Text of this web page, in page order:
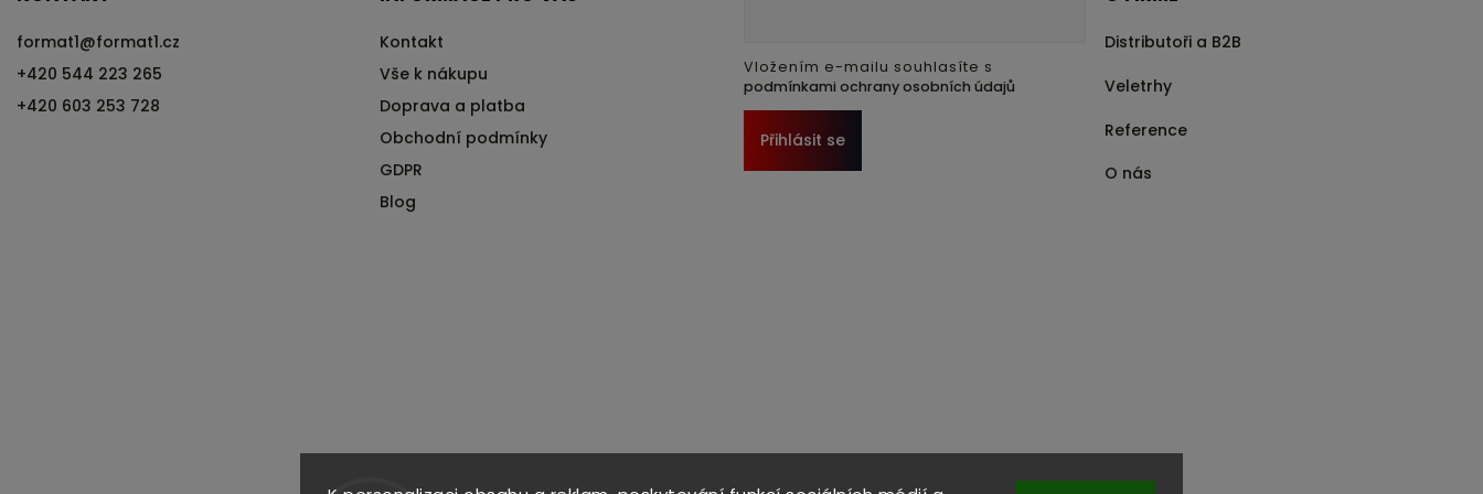
format1@format1.cz
+420 544 223 265
+420 603 253 728
Kontakt
Vše k nákupu
Doprava a platba
Obchodní podmínky
GDPR
Blog
Vložením e-mailu souhlasíte s
podmínkami ochrany osobních údajů
Přihlásit se
Distributoři a B2B
Veletrhy
Reference
O nás